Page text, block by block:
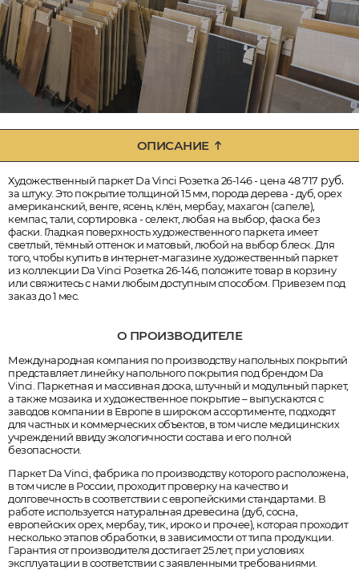
ОПИСАНИЕ
Художественный паркет Da Vinci Розетка 26-146 - цена 48 717 руб.
за штуку. Это покрытие толщиной 15 мм, порода дерева - дуб, орех
американский, венге, ясень, клён, мербау, махагон (сапеле),
кемпас, тали, сортировка - селект, любая на выбор, фаска без
фаски. Гладкая поверхность художественного паркета имеет
светлый, тёмный оттенок и матовый, любой на выбор блеск. Для
того, чтобы купить в интернет-магазине художественный паркет
из коллекции Da Vinci Розетка 26-146, положите товар в корзину
или свяжитесь с нами любым доступным способом. Привезем под
заказ до 1 мес.
О ПРОИЗВОДИТЕЛЕ
Международная компания по производству напольных покрытий
представляет линейку напольного покрытия под брендом Da
Vinci. Паркетная и массивная доска, штучный и модульный паркет,
а также мозаика и художественное покрытие – выпускаются с
заводов компании в Европе в широком ассортименте, подходят
для частных и коммерческих объектов, в том числе медицинских
учреждений ввиду экологичности состава и его полной
безопасности.
Паркет Da Vinci, фабрика по производству которого расположена,
в том числе в России, проходит проверку на качество и
долговечность в соответствии с европейскими стандартами. В
работе используется натуральная древесина (дуб, сосна,
европейских орех, мербау, тик, ироко и прочее), которая проходит
несколько этапов обработки, в зависимости от типа продукции.
Гарантия от производителя достигает 25 лет, при условиях
эксплуатации в соответствии с заявленными требованиями.